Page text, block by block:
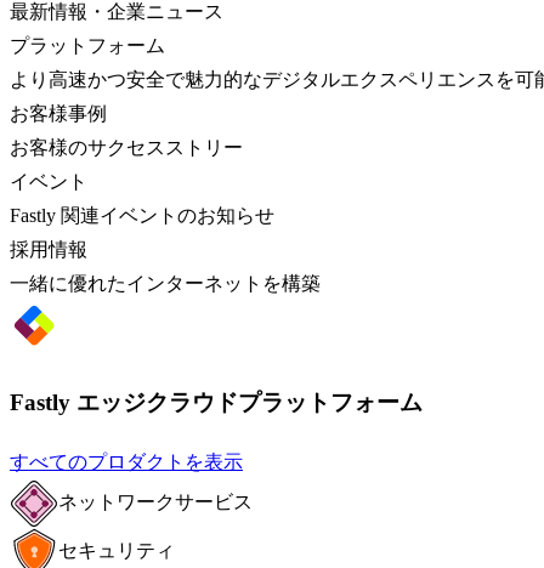
最新情報・企業ニュース
プラットフォーム
より高速かつ安全で魅力的なデジタルエクスペリエンスを可
お客様事例
お客様のサクセスストリー
イベント
Fastly 関連イベントのお知らせ
採用情報
一緒に優れたインターネットを構築
Fastly エッジクラウドプラットフォーム
すべてのプロダクトを表示
ネットワークサービス
セキュリティ